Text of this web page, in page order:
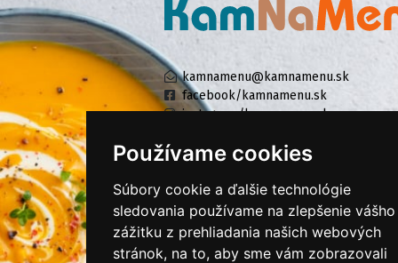
Používame cookies
Súbory cookie a ďalšie technológie
sledovania používame na zlepšenie vášho
zážitku z prehliadania našich webových
stránok, na to, aby sme vám zobrazovali
kamnamenu@kamnamenu.sk
facebook/kamnamenu.sk
instagram/kamnamenu.sk
KONTAKTUJTE NÁS
PRIHLÁSIŤ SA DO ZÁKAZNÍCKEJ ZÓNY